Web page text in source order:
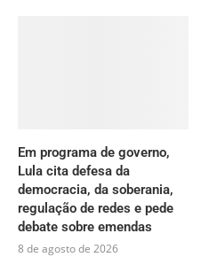
Em programa de governo,
Lula cita defesa da
democracia, da soberania,
regulação de redes e pede
debate sobre emendas
8 de agosto de 2026